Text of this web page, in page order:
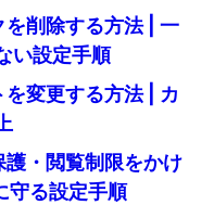
を削除する方法 | 一
い設定手順
を変更する方法 | カ
護・閲覧制限をかけ
守る設定手順